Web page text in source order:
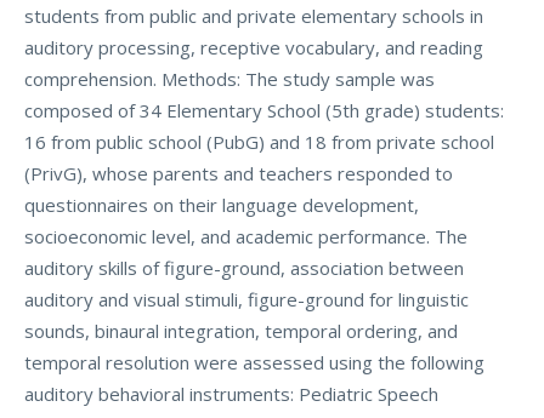
students from public and private elementary schools in
auditory processing, receptive vocabulary, and reading
comprehension. Methods: The study sample was
composed of 34 Elementary School (5th grade) students:
16 from public school (PubG) and 18 from private school
(PrivG), whose parents and teachers responded to
questionnaires on their language development,
socioeconomic level, and academic performance. The
auditory skills of figure-ground, association between
auditory and visual stimuli, figure-ground for linguistic
sounds, binaural integration, temporal ordering, and
temporal resolution were assessed using the following
auditory behavioral instruments: Pediatric Speech